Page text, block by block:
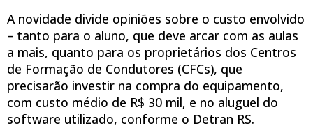
A novidade divide opiniões sobre o custo envolvido
– tanto para o aluno, que deve arcar com as aulas
a mais, quanto para os proprietários dos Centros
de Formação de Condutores (CFCs), que
precisarão investir na compra do equipamento,
com custo médio de R$ 30 mil, e no aluguel do
software utilizado, conforme o Detran RS.